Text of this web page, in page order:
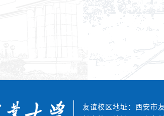
友谊校区地址：西安